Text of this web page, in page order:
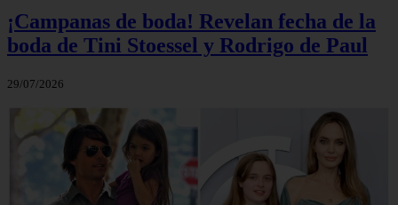
¡Campanas de boda! Revelan fecha de la
boda de Tini Stoessel y Rodrigo de Paul
29/07/2026